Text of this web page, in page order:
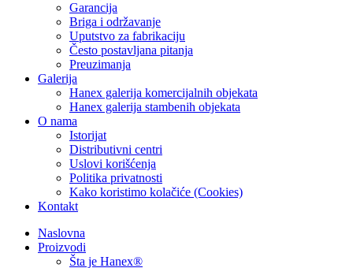
Garancija
Briga i održavanje
Uputstvo za fabrikaciju
Često postavljana pitanja
Preuzimanja
Galerija
Hanex galerija komercijalnih objekata
Hanex galerija stambenih objekata
O nama
Istorijat
Distributivni centri
Uslovi korišćenja
Politika privatnosti
Kako koristimo kolačiće (Cookies)
Kontakt
Naslovna
Proizvodi
Šta je Hanex®